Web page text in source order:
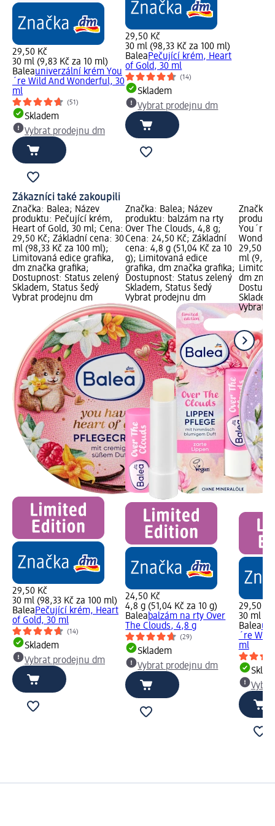
29,50 Kč
30 ml (9,83 Kč za 10 ml)
Baleauniverzální krém You
´re Wild And Wonderful, 30
ml
(51)
Skladem
Vybrat prodejnu dm
29,50 Kč
30 ml (98,33 Kč za 100 ml)
BaleaPečující krém, Heart
of Gold, 30 ml
(14)
Skladem
Vybrat prodejnu dm
Zákazníci také zakoupili
Značka: Balea; Název
produktu: Pečující krém,
Heart of Gold, 30 ml; Cena:
29,50 Kč; Základní cena: 30
ml (98,33 Kč za 100 ml);
Limitovaná edice grafika,
dm značka grafika;
Dostupnost: Status zelený
Skladem, Status šedý
Vybrat prodejnu dm
29,50 Kč
30 ml (98,33 Kč za 100 ml)
BaleaPečující krém, Heart
of Gold, 30 ml
(14)
Skladem
Vybrat prodejnu dm
Značka: Balea; Název
produktu: balzám na rty
Over The Clouds, 4,8 g;
Cena: 24,50 Kč; Základní
cena: 4,8 g (51,04 Kč za 10
g); Limitovaná edice
grafika, dm značka grafika;
Dostupnost: Status zelený
Skladem, Status šedý
Vybrat prodejnu dm
24,50 Kč
4,8 g (51,04 Kč za 10 g)
Baleabalzám na rty Over
The Clouds, 4,8 g
(29)
Skladem
Vybrat prodejnu dm
Značka:
You´re
29,50
ml (9,83
dm
Vybrat
29,50 Kč
30 ml
Balea
´re
ml